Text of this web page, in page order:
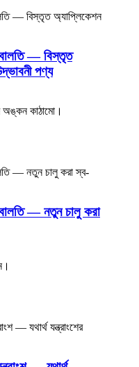
— বিস্তৃত
পণ্য
অঙ্কন কাঠামো।
— নতুন চালু করা